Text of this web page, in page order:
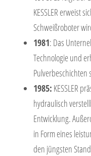
KESSLER erweist
Schweißroboter
1981: Das
Technologie und
Pulverbeschichten
1985: KESSLER
hydraulisch
Entwicklung.
in Form eines
den jüngsten